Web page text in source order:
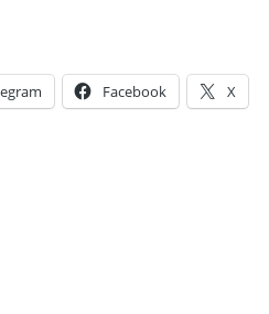
Facebook X